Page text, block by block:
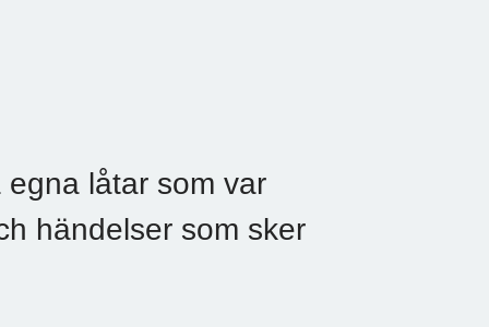
låtar som var
händelser som sker